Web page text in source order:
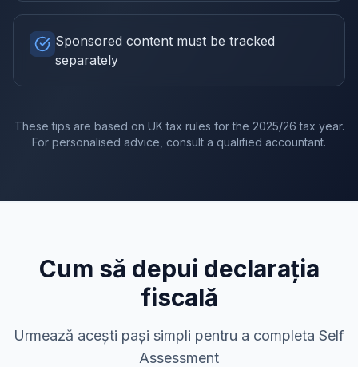
Sponsored content must be tracked
separately
These tips are based on UK tax rules for the 2025/26 tax year.
For personalised advice, consult a qualified accountant.
Cum să depui declarația
fiscală
Urmează acești pași simpli pentru a completa Self
Assessment